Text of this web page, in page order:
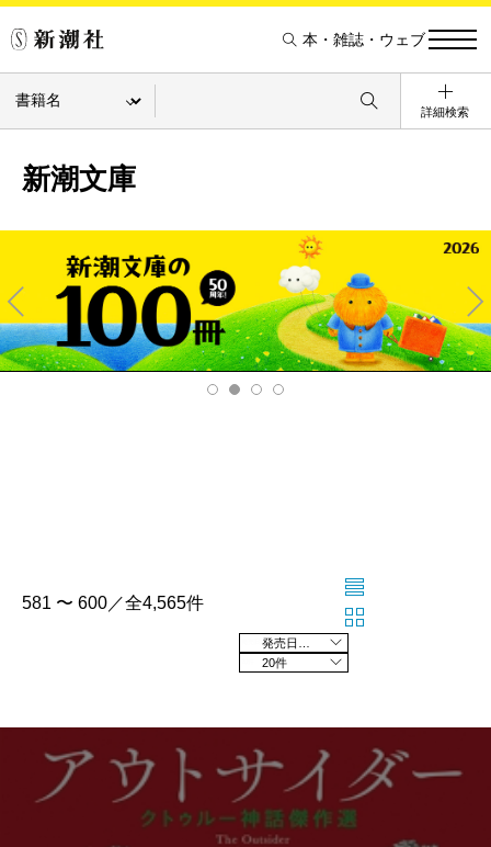
本・雑誌・ウェブ
詳細検索
新潮文庫
Pre
v
Ne
xt
581 〜 600／全4,565件
20件